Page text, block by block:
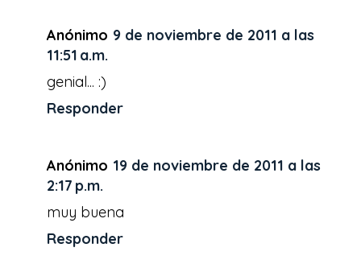
Anónimo 9 de noviembre de 2011 a las
11:51 a.m.
genial... :)
Responder
Anónimo 19 de noviembre de 2011 a las
2:17 p.m.
muy buena
Responder